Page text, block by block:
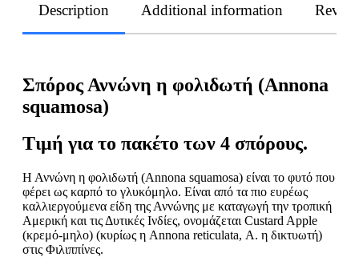
Description Additional information
Σπόρος Αννώνη η φολιδωτή (Annona
squamosa)
Τιμή για το πακέτο των 4 σπόρους.
Η Αννώνη η φολιδωτή (Annona squamosa) είναι το φυτό που
φέρει ως καρπό το γλυκόμηλο. Είναι από τα πιο ευρέως
καλλιεργούμενα είδη της Αννώνης με καταγωγή την τροπική
Αμερική και τις Δυτικές Ινδίες, ονομάζεται Custard Apple
(κρεμό-μηλο) (κυρίως η Annona reticulata, Α. η δικτυωτή)
στις Φιλιππίνες.